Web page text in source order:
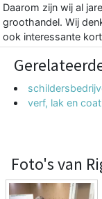
Daarom zijn wij al
groothandel. Wij
ook interessante
verf, lak en
Foto's van